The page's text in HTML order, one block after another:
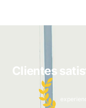
Clientes